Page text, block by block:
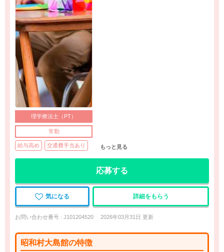
理学療法士（PT）
常勤
給与高め 交通費手当あり もっと見る
応募する
気になる 詳細をもらう
お問い合わせ番号 : J101204520 2026年03月31日 更新
昭和村大島館の特徴